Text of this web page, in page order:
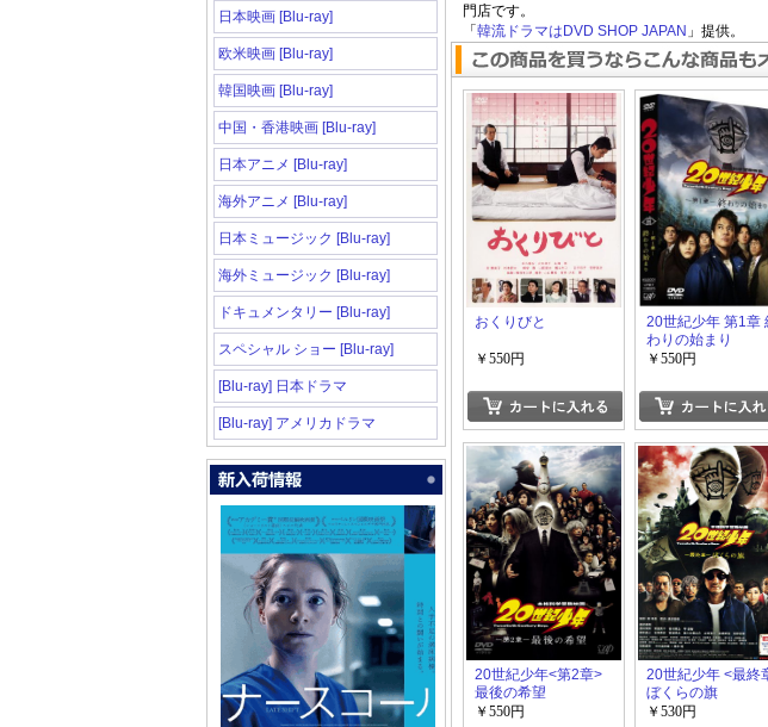
日本映画 [Blu-ray]
欧米映画 [Blu-ray]
韓国映画 [Blu-ray]
中国・香港映画 [Blu-ray]
日本アニメ [Blu-ray]
海外アニメ [Blu-ray]
日本ミュージック [Blu-ray]
海外ミュージック [Blu-ray]
ドキュメンタリー [Blu-ray]
スペシャル ショー [Blu-ray]
[Blu-ray] 日本ドラマ
[Blu-ray] アメリカドラマ
門店です。
「 韓流ドラマはDVD SHOP JAPAN 」提供。
おくりびと
￥550円
20世紀少年 第1章
わりの始まり
￥550円
20世紀少年<第2章>
最後の希望
￥550円
20世紀少年 <最終
ぼくらの旗
￥530円